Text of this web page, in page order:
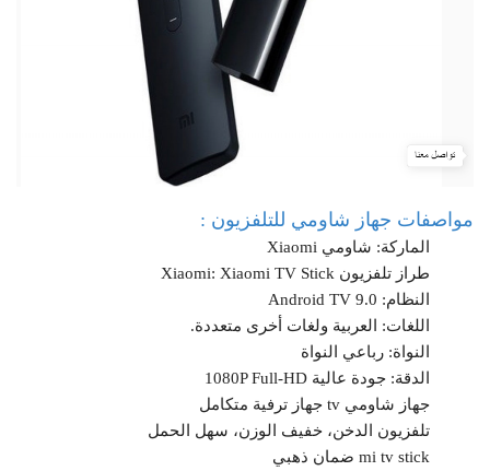
مواصفات جهاز شاومي للتلفزيون :
الماركة: شاومي Xiaomi
طراز تلفزيون Xiaomi: Xiaomi TV Stick
النظام: Android TV 9.0
اللغات: العربية ولغات أخرى متعددة.
النواة: رباعي النواة
الدقة: جودة عالية 1080P Full-HD
جهاز شاومي tv جهاز ترفية متكامل
تلفزيون الدخن، خفيف الوزن، سهل الحمل
mi tv stick ضمان ذهبي